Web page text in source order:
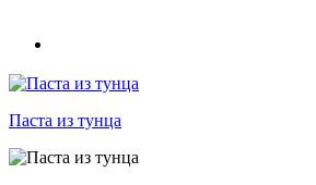
Паста из тунца